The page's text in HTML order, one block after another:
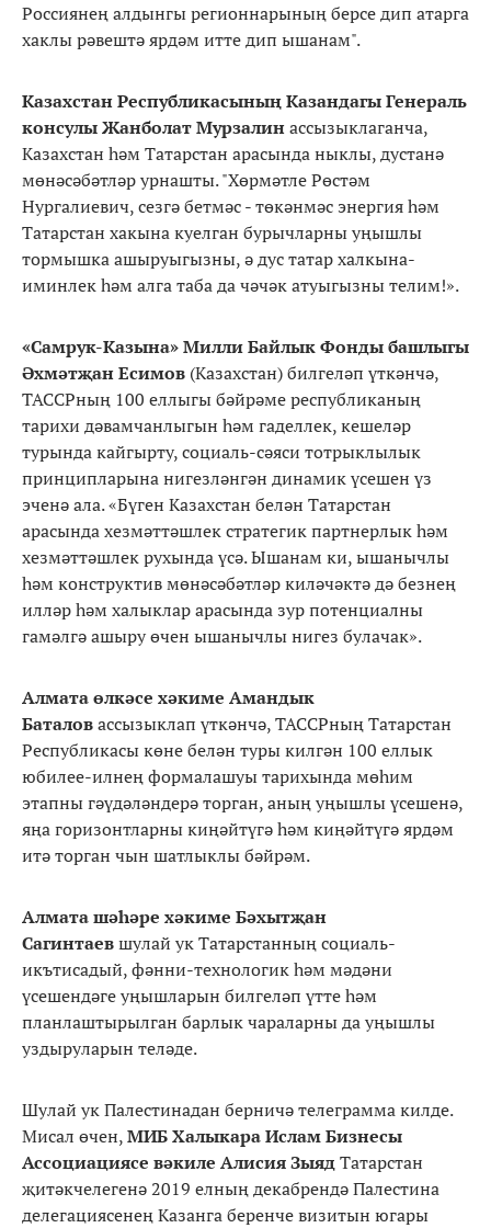
Россиянең алдынгы регионнарының берсе дип атарга
хаклы рәвештә ярдәм итте дип ышанам".
Казахстан Республикасының Казандагы Генераль
консулы Жанболат Мурзалинассызыклаганча,
Казахстан һәм Татарстан арасында ныклы, дустанә
мөнәсәбәтләр урнашты. "Хөрмәтле Рөстәм
Нургалиевич, сезгә бетмәс - төкәнмәс энергия һәм
Татарстан хакына куелган бурычларны уңышлы
тормышка ашыруыгызны, ә дус татар халкына-
иминлек һәм алга таба да чәчәк атуыгызны телим!».
«Самрук-Казына» Милли Байлык Фонды башлыгы
Әхмәтҗан Есимов (Казахстан) билгеләп үткәнчә,
ТАССРның 100 еллыгы бәйрәме республиканың
тарихи дәвамчанлыгын һәм гаделлек, кешеләр
турында кайгырту, социаль-сәяси тотрыклылык
принципларына нигезләнгән динамик үсешен үз
эченә ала. «Бүген Казахстан белән Татарстан
арасында хезмәттәшлек стратегик партнерлык һәм
хезмәттәшлек рухында үсә. Ышанам ки, ышанычлы
һәм конструктив мөнәсәбәтләр киләчәктә дә безнең
илләр һәм халыклар арасында зур потенциалны
гамәлгә ашыру өчен ышанычлы нигез булачак».
Алмата өлкәсе хәкиме Амандык
Баталовассызыклап үткәнчә, ТАССРның Татарстан
Республикасы көне белән туры килгән 100 еллык
юбилее-илнең формалашуы тарихында мөһим
этапны гәүдәләндерә торган, аның уңышлы үсешенә,
яңа горизонтларны киңәйтүгә һәм киңәйтүгә ярдәм
итә торган чын шатлыклы бәйрәм.
Алмата шәһәре хәкиме Бәхытҗан
Сагинтаевшулай ук Татарстанның социаль-
икътисадый, фәнни-технологик һәм мәдәни
үсешендәге уңышларын билгеләп үтте һәм
планлаштырылган барлык чараларны да уңышлы
уздыруларын теләде.
Шулай ук Палестинадан берничә телеграмма килде.
Мисал өчен,МИБ Халыкара Ислам Бизнесы
Ассоциациясе вәкиле Алисия ЗыядТатарстан
җитәкчелегенә 2019 елның декабрендә Палестина
делегациясенең Казанга беренче визитын югары